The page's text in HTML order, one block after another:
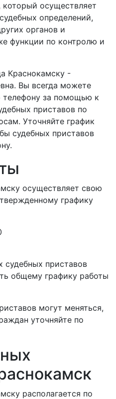
который осуществляет
определений,
органов и
функции по контролю и
Краснокамску -
Вы всегда можете
телефону за помощью к
приставов по
Уточняйте график
судебных приставов
осуществляет свою
графику
приставов
общему графику работы
могут меняться,
уточняйте по
располагается по